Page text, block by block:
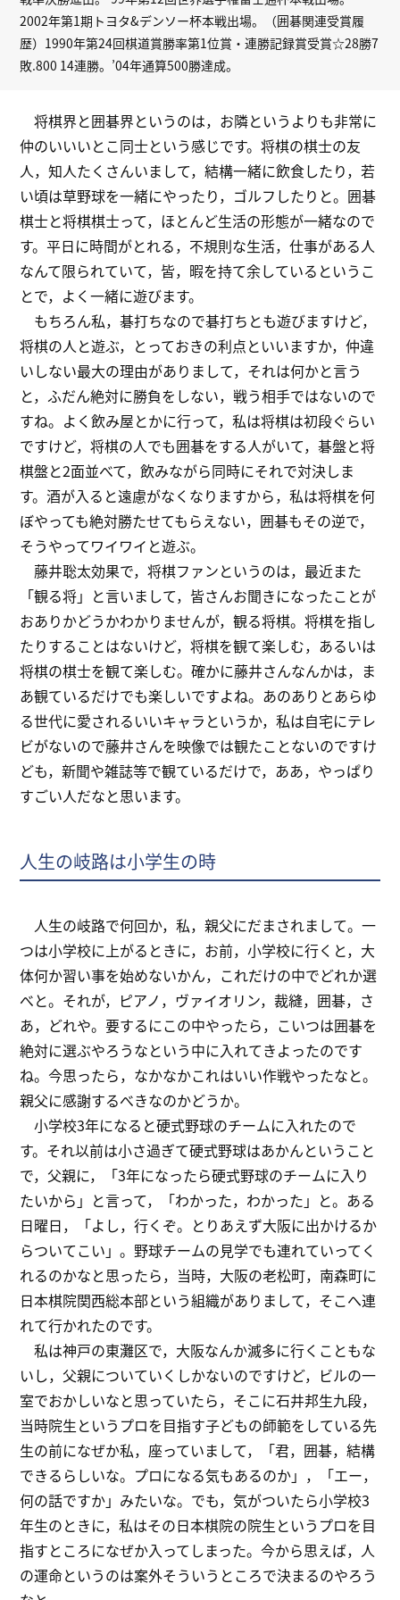
2002年第1期トヨタ&デンソー杯本戦出場。（囲碁関連受賞履
歴）1990年第24回棋道賞勝率第1位賞・連勝記録賞受賞☆28勝7
敗.800 14連勝。’04年通算500勝達成。
将棋界と囲碁界というのは，お隣というよりも非常に
仲のいいいとこ同士という感じです。将棋の棋士の友
人，知人たくさんいまして，結構一緒に飲食したり，若
い頃は草野球を一緒にやったり，ゴルフしたりと。囲碁
棋士と将棋棋士って，ほとんど生活の形態が一緒なので
す。平日に時間がとれる，不規則な生活，仕事がある人
なんて限られていて，皆，暇を持て余しているというこ
とで，よく一緒に遊びます。
もちろん私，碁打ちなので碁打ちとも遊びますけど，
将棋の人と遊ぶ，とっておきの利点といいますか，仲違
いしない最大の理由がありまして，それは何かと言う
と，ふだん絶対に勝負をしない，戦う相手ではないので
すね。よく飲み屋とかに行って，私は将棋は初段ぐらい
ですけど，将棋の人でも囲碁をする人がいて，碁盤と将
棋盤と2面並べて，飲みながら同時にそれで対決しま
す。酒が入ると遠慮がなくなりますから，私は将棋を何
ぼやっても絶対勝たせてもらえない，囲碁もその逆で，
そうやってワイワイと遊ぶ。
藤井聡太効果で，将棋ファンというのは，最近また
「観る将」と言いまして，皆さんお聞きになったことが
おありかどうかわかりませんが，観る将棋。将棋を指し
たりすることはないけど，将棋を観て楽しむ，あるいは
将棋の棋士を観て楽しむ。確かに藤井さんなんかは，ま
あ観ているだけでも楽しいですよね。あのありとあらゆ
る世代に愛されるいいキャラというか，私は自宅にテレ
ビがないので藤井さんを映像では観たことないのですけ
ども，新聞や雑誌等で観ているだけで，ああ，やっぱり
すごい人だなと思います。
人生の岐路は小学生の時
人生の岐路で何回か，私，親父にだまされまして。一
つは小学校に上がるときに，お前，小学校に行くと，大
体何か習い事を始めないかん，これだけの中でどれか選
べと。それが，ピアノ，ヴァイオリン，裁縫，囲碁，さ
あ，どれや。要するにこの中やったら，こいつは囲碁を
絶対に選ぶやろうなという中に入れてきよったのです
ね。今思ったら，なかなかこれはいい作戦やったなと。
親父に感謝するべきなのかどうか。
小学校3年になると硬式野球のチームに入れたので
す。それ以前は小さ過ぎて硬式野球はあかんということ
で，父親に，「3年になったら硬式野球のチームに入り
たいから」と言って，「わかった，わかった」と。ある
日曜日，「よし，行くぞ。とりあえず大阪に出かけるか
らついてこい」。野球チームの見学でも連れていってく
れるのかなと思ったら，当時，大阪の老松町，南森町に
日本棋院関西総本部という組織がありまして，そこへ連
れて行かれたのです。
私は神戸の東灘区で，大阪なんか滅多に行くこともな
いし，父親についていくしかないのですけど，ビルの一
室でおかしいなと思っていたら，そこに石井邦生九段，
当時院生というプロを目指す子どもの師範をしている先
生の前になぜか私，座っていまして，「君，囲碁，結構
できるらしいな。プロになる気もあるのか」，「エー，
何の話ですか」みたいな。でも，気がついたら小学校3
年生のときに，私はその日本棋院の院生というプロを目
指すところになぜか入ってしまった。今から思えば，人
の運命というのは案外そういうところで決まるのやろう